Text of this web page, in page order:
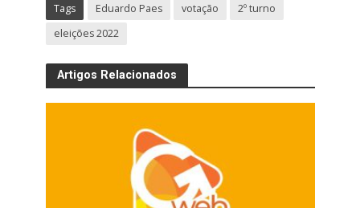
Tags Eduardo Paes votação
2º turno
eleições 2022
Artigos Relacionados